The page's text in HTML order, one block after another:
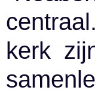
kerk